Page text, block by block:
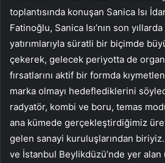
toplantısında konuşan Sanica Isı
Fatinoğlu, Sanica Isı’nın son
yatırımlarıyla süratli bir biçimde
çekerek, gelecek periyotta de
fırsatlarını aktif bir formda
marka olmayı hedeflediklerini
radyatör, kombi ve boru, temas
ana kümede gerçekleştirdiğimiz
gelen sanayi kuruluşlarından biriyiz.
ve İstanbul Beylikdüzü’nde yer